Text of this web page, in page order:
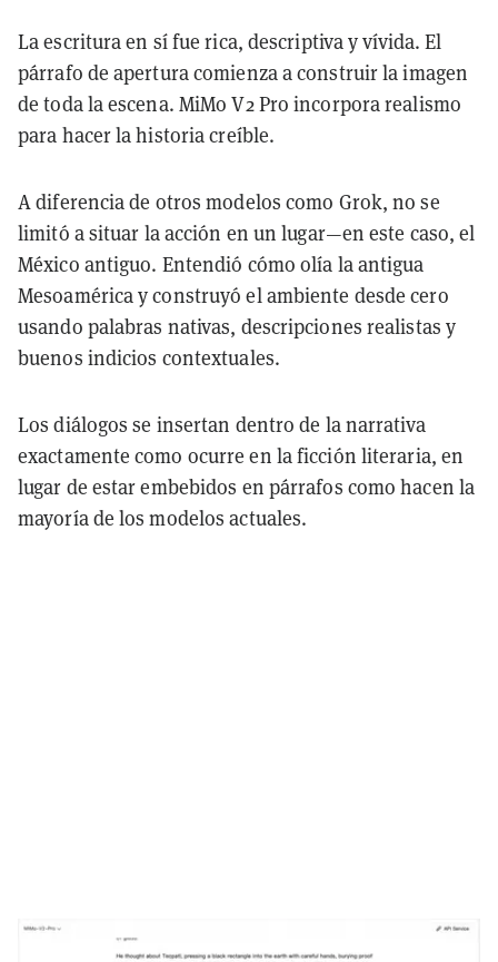
La escritura en sí fue rica, descriptiva y vívida. El
párrafo de apertura comienza a construir la imagen
de toda la escena. MiMo V2 Pro incorpora realismo
para hacer la historia creíble.
A diferencia de otros modelos como Grok, no se
limitó a situar la acción en un lugar—en este caso, el
México antiguo. Entendió cómo olía la antigua
Mesoamérica y construyó el ambiente desde cero
usando palabras nativas, descripciones realistas y
buenos indicios contextuales.
Los diálogos se insertan dentro de la narrativa
exactamente como ocurre en la ficción literaria, en
lugar de estar embebidos en párrafos como hacen la
mayoría de los modelos actuales.